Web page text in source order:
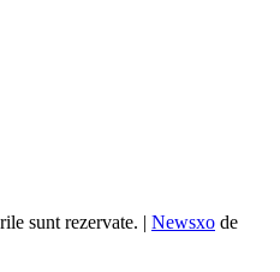
sunt rezervate. | Newsxo de